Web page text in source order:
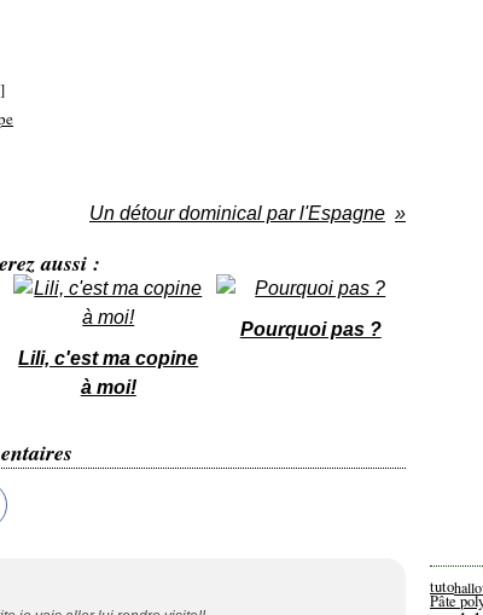
]
Un détour dominical par l'Espagne
aussi :
Lili, c'est ma copine
à moi!
Pourquoi pas ?
tuto
Pâte